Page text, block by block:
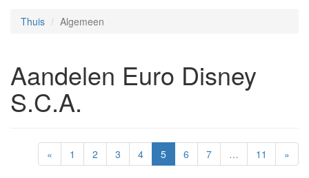
Thuis Algemeen
Aandelen Euro Disney
S.C.A.
« 1 2 3 4 5 6 7 … 11 »